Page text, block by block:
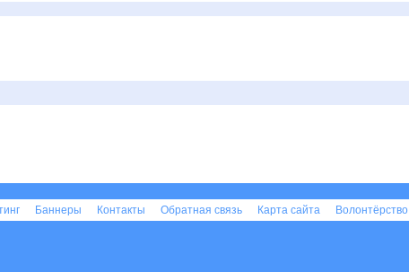
Баннеры Контакты Обратная связь Карта сайта Волонтёрство